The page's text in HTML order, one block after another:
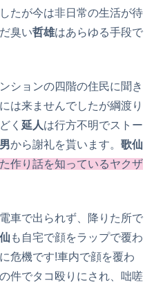
たが今は非日常の生活が待
臭い哲雄はあらゆる手段で
ションの四階の住民に聞き
は来ませんでしたが綱渡り
く 延人は行方不明でストー
男から謝礼を貰います。 歌仙
作り話を知っているヤクザ
車で出られず、降りた所で
も自宅で顔をラップで覆わ
危機です!車内で顔を覆わ
件でタコ殴りにされ、咄嗟